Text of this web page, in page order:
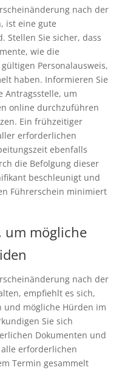
nach der
ist eine gute
Stellen Sie sicher, dass
wie die
Personalausweis,
haben. Informieren Sie
Antragsstelle, um
online durchzuführen
Ein frühzeitiger
erforderlichen
ebenfalls
die Befolgung dieser
beschleunigt und
Führerschein minimiert
um mögliche
nach der
empfiehlt es sich,
und mögliche Hürden im
Sie sich
Dokumenten und
alle erforderlichen
Termin gesammelt